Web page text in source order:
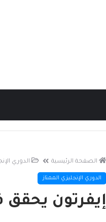
الصفحة الرئيسية الدوري
الدوري الإنجليزي الممتاز
إيفرتون يحقق